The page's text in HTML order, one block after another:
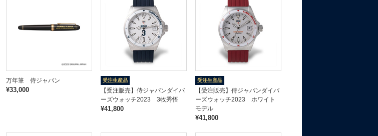
万年筆 侍ジャパン
¥33,000
受注生産品
【受注販売】侍ジャパンダイバ
ーズウォッチ2023 3牧秀悟
¥41,800
受注生産品
【受注販売】侍ジャパンダイバ
ーズウォッチ2023 ホワイト
モデル
¥41,800